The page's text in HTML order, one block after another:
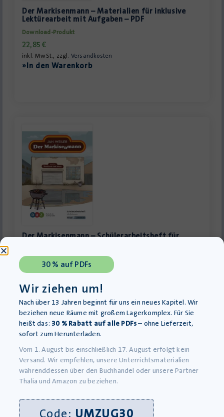
Der Markisenmann – Materialien für inklusive
Lektürearbeit mit Aufgaben – PDF
Download-Produkt
22,85€
inkl. MwSt., zzgl. Versandkosten
»In den Warenkorb
Der Markisenmann – Schülerarbeitsheft für
Lieferung bis 12.08.2026
12,95€
»In den Warenkorb
30 % auf PDFs
Wir ziehen um!
Nach über 13 Jahren beginnt für uns ein neues Kapitel. Wir
beziehen neue Räume mit großem Lagerkomplex. Für Sie
heißt das: 30 % Rabatt auf alle PDFs– ohne Lieferzeit,
sofort zum Herunterladen.
Vom 1. August bis einschließlich 17. August erfolgt kein
Versand. Wir empfehlen, unsere Unterrichtsmaterialien
währenddessen über den Buchhandel oder unsere Partner
Thalia und Amazon zu beziehen.
Code: UMZUG30